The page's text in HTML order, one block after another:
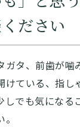
ださい
ガタ、前歯が噛
けている、指し
しでも気になる